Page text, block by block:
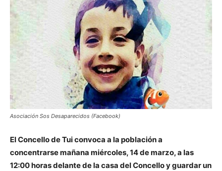
Asociación Sos Desaparecidos (Facebook)
El Concello de Tui convoca a la población a
concentrarse mañana miércoles, 14 de marzo, a las
12:00 horas delante de la casa del Concello y guardar un